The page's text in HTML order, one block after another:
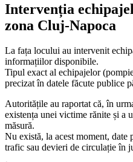
Intervenția
zona Cluj-Napoca
La fața locului au intervenit
informațiilor disponibile.
Tipul exact al echipajelor
precizat în datele făcute publice
Autoritățile au raportat că, în
existența unei victime rănite și a
măsură.
Nu există, la acest moment,
trafic sau devieri de circulație în